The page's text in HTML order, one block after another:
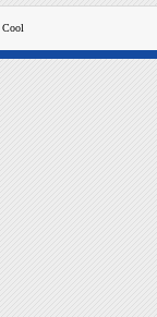
Cool